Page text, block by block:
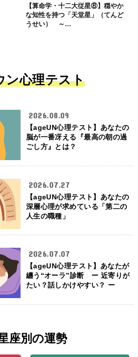
【算命学・十二大従星⑧】穏やか
な知性を持つ「天堂星」（てんど
うせい） ～…
ン心理テスト
2026.08.09
【ageUN心理テスト】あなたの
脳が一番冴える『最高の朝の過
ごし方』とは？
2026.07.27
【ageUN心理テスト】あなたの
深層心理が求めている「第二の
人生の職種」
2026.07.07
【ageUN心理テスト】あなたが
纏う“オーラ”診断 ー 近寄りが
たい？話しかけやすい？ ー
座別の運勢